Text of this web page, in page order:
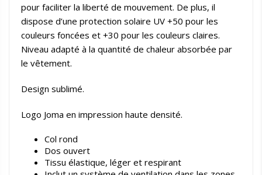
pour faciliter la liberté de mouvement. De plus, il
dispose d’une protection solaire UV +50 pour les
couleurs foncées et +30 pour les couleurs claires.
Niveau adapté à la quantité de chaleur absorbée par
le vêtement.
Design sublimé.
Logo Joma en impression haute densité.
Col rond
Dos ouvert
Tissu élastique, léger et respirant